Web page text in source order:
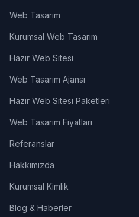
Web Tasarım
Kurumsal Web Tasarım
Hazır Web Sitesi
Web Tasarım Ajansı
Hazır Web Sitesi Paketleri
Web Tasarım Fiyatları
Referanslar
Hakkımızda
Kurumsal Kimlik
Blog & Haberler